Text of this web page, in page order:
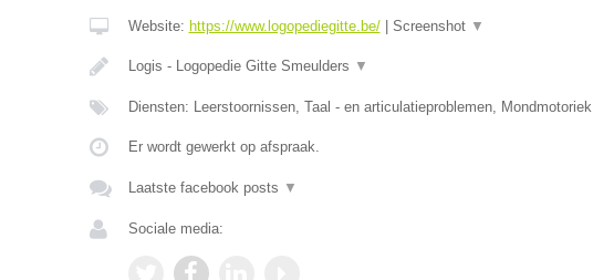
Website: https://www.logopediegitte.be/| Screenshot ▼
Logis - Logopedie Gitte Smeulders ▼
Diensten: Leerstoornissen, Taal - en articulatieproblemen, Mondmotoriek
Er wordt gewerkt op afspraak.
Laatste facebook posts ▼
Sociale media: